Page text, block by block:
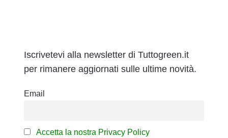
Iscrivetevi alla newsletter di Tuttogreen.it
per rimanere aggiornati sulle ultime novità.
Email
Accetta la nostra Privacy Policy